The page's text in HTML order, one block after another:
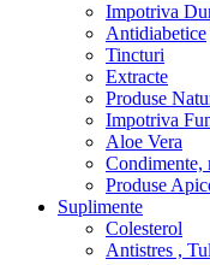
Impotriva
Antidiabetice
Tincturi
Extracte
Produse
Impotriva
Aloe Vera
Condimente,
Produse
Suplimente
Colesterol
Antistres ,